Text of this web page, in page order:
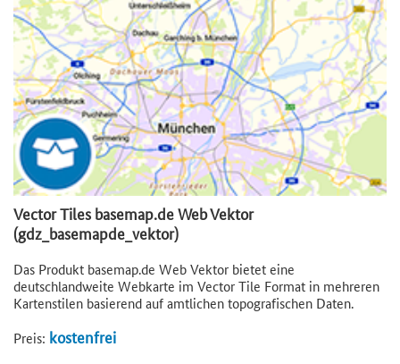
Vector Tiles basemap.de Web Vektor
(gdz_basemapde_vektor)
Das Produkt basemap.de Web Vektor bietet eine
deutschlandweite Webkarte im Vector Tile Format in mehreren
Kartenstilen basierend auf amtlichen topografischen Daten.
Preis: kostenfrei